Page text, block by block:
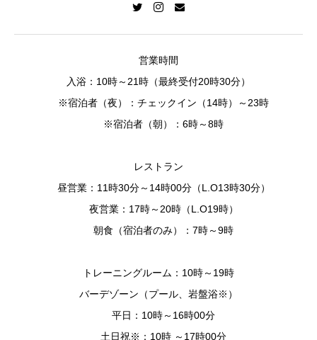
営業時間
入浴：10時～21時（最終受付20時30分）
※宿泊者（夜）：チェックイン（14時）～23時
※宿泊者（朝）：6時～8時
レストラン
昼営業：11時30分～14時00分（L.O13時30分）
夜営業：17時～20時（L.O19時）
朝食（宿泊者のみ）：7時～9時
トレーニングルーム：10時～19時
バーデゾーン（プール、岩盤浴※）
平日：10時～16時00分
土日祝※：10時 ～17時00分